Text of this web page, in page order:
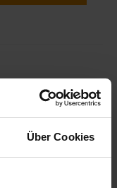
Über Cookies